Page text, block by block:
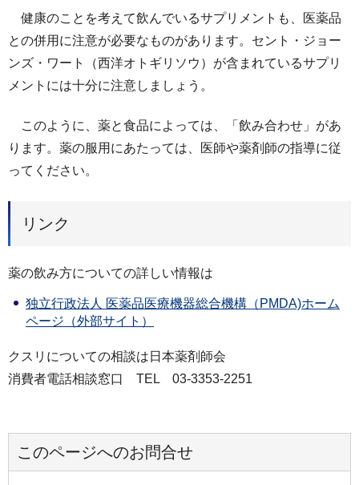
健康のことを考えて飲んでいるサプリメントも、医薬品
との併用に注意が必要なものがあります。セント・ジョー
ンズ・ワート（西洋オトギリソウ）が含まれているサプリ
メントには十分に注意しましょう。
このように、薬と食品によっては、「飲み合わせ」があ
ります。薬の服用にあたっては、医師や薬剤師の指導に従
ってください。
リンク
薬の飲み方についての詳しい情報は
独立行政法人 医薬品医療機器総合機構（PMDA)ホーム
ページ（外部サイト）
クスリについての相談は日本薬剤師会
消費者電話相談窓口 TEL 03-3353-2251
このページへのお問合せ